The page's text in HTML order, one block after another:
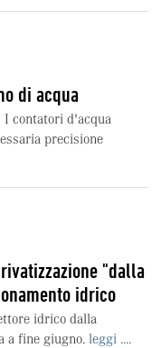
di acqua
I contatori d'acqua
precisione
"dalla
idrico
idrico dalla
a fine giugno. leggi ....